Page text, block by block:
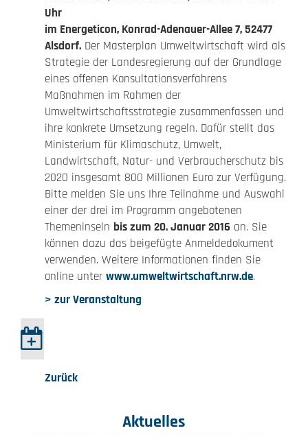
Uhr
im Energeticon, Konrad-Adenauer-Allee 7, 52477
Alsdorf.Der Masterplan Umweltwirtschaft wird als
Strategie der Landesregierung auf der Grundlage
eines offenen Konsultationsverfahrens
Maßnahmen im Rahmen der
Umweltwirtschaftsstrategie zusammenfassen und
ihre konkrete Umsetzung regeln. Dafür stellt das
Ministerium für Klimaschutz, Umwelt,
Landwirtschaft, Natur- und Verbraucherschutz bis
2020 insgesamt 800 Millionen Euro zur Verfügung.
Bitte melden Sie uns Ihre Teilnahme und Auswahl
einer der drei im Programm angebotenen
Themeninseln bis zum 20. Januar 2016an. Sie
können dazu das beigefügte Anmeldedokument
verwenden. Weitere Informationen finden Sie
online unter www.umweltwirtschaft.nrw.de.
> zur Veranstaltung
Zurück
Aktuelles